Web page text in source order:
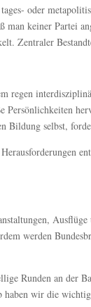
oder
keiner Partei
Zentraler
Persönlichkeiten
Bildung selbst,
werden
Runden an der
wir die